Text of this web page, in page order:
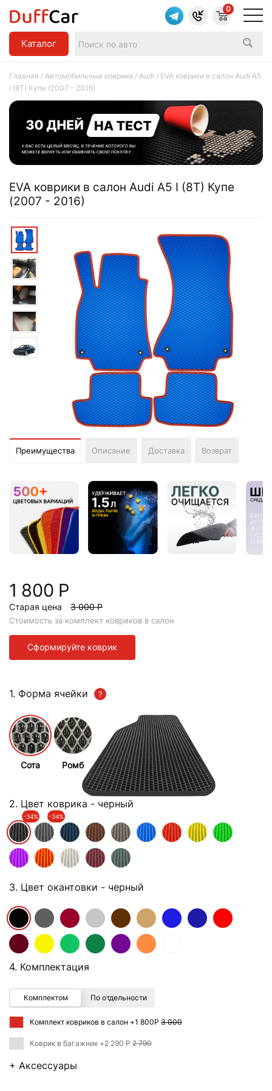
Каталог
0
Главная / Автомобильные коврики / Audi / EVA коврики в салон Audi A5
I (8T) Купе (2007 - 2016)
EVA коврики в салон Audi A5 I (8T) Купе
(2007 - 2016)
Преимущества Описание Доставка Возврат
1 800 Р
Старая цена 3 000 Р
Стоимость за комплект ковриков в салон
Сформируйте коврик
1. Форма ячейки
Сота Ромб
2. Цвет коврика - черный
-34% -34%
3. Цвет окантовки - черный
4. Комплектация
Комплектом По отдельности
Комплект ковриков в салон +1 800Р 3 000
Коврик в багажник +2 290 Р 2 790
+ Аксессуары